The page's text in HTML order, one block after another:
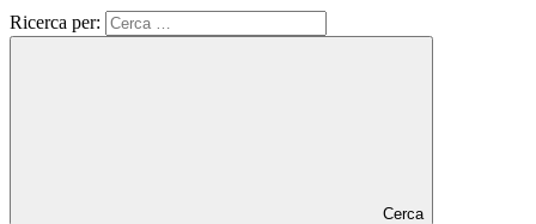
Ricerca per:
Cerca